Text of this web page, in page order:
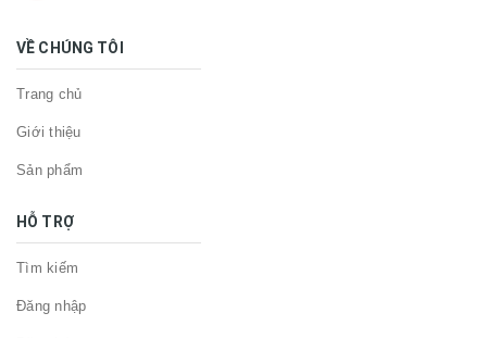
VỀ CHÚNG TÔI
Trang chủ
Giới thiệu
Sản phẩm
HỖ TRỢ
Tìm kiếm
Đăng nhập